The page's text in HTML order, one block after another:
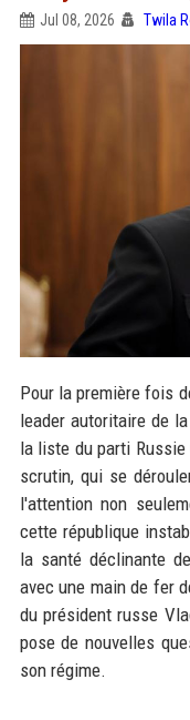
Jul 08, 2026 Twila
Pour la première fois
leader autoritaire de
la liste du parti
scrutin, qui se
l'attention non
cette république
la santé déclinante
avec une main de fer
du président russe
pose de nouvelles
son régime.